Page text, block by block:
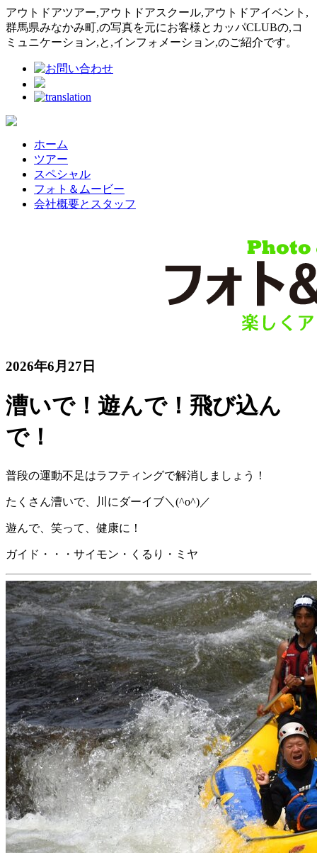
アウトドアツアー,アウトドアスクール,アウトドアイベント,
群馬県みなかみ町,の写真を元にお客様とカッパCLUBの,コ
ミュニケーション,と,インフォメーション,のご紹介です。
ホーム
ツアー
スペシャル
フォト＆ムービー
会社概要とスタッフ
2026年6月27日
漕いで！遊んで！飛び込ん
で！
普段の運動不足はラフティングで解消しましょう！
たくさん漕いで、川にダーイブ＼(^o^)／
遊んで、笑って、健康に！
ガイド・・・サイモン・くるり・ミヤ